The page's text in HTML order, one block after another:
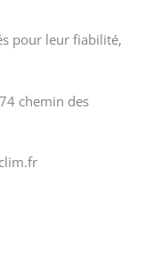
pour leur fiabilité,
chemin des